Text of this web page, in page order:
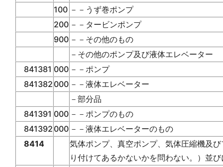
100 －－うず巻ポンプ
200 －－タービンポンプ
900 －－その他のもの
－その他のポンプ及び液体エレベーター
841381 000 －－ポンプ
841382 000 －－液体エレベーター
－部分品
841391 000 －－ポンプのもの
841392 000 －－液体エレベーターのもの
8414
気体ポンプ、真空ポンプ、気体圧縮機及
り付けてあるかないかを問わない。）並